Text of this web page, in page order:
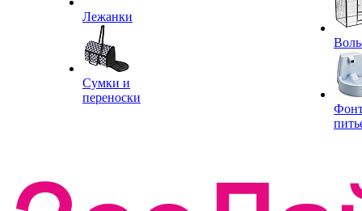
Лежанки
Сумки и
переноски